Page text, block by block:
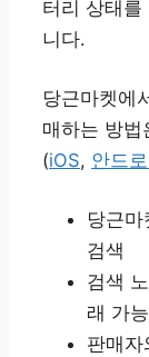
터리 상태를
니다.
당근마켓에
매하는 방법
(iOS, 안드
당근
검색
검색
래 가
판매